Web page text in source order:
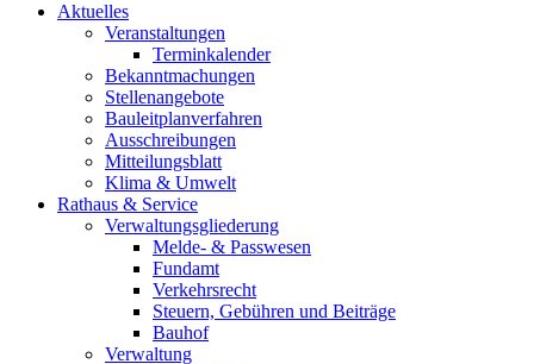
Aktuelles
Veranstaltungen
Terminkalender
Bekanntmachungen
Stellenangebote
Bauleitplanverfahren
Ausschreibungen
Mitteilungsblatt
Klima & Umwelt
Rathaus & Service
Verwaltungsgliederung
Melde- & Passwesen
Fundamt
Verkehrsrecht
Steuern, Gebühren und Beiträge
Bauhof
Verwaltung